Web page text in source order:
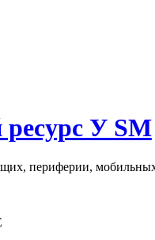
У SM
периферии, мобильных